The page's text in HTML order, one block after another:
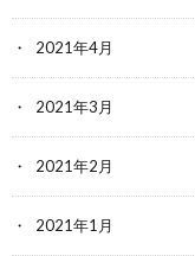
2021年4月
2021年3月
2021年2月
2021年1月